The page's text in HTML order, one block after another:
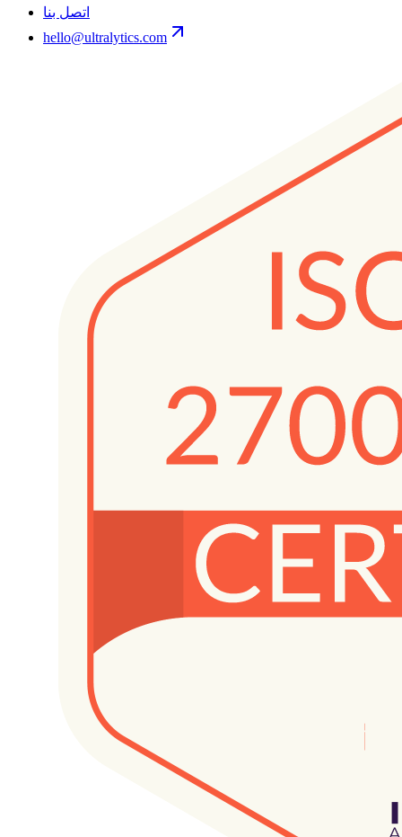
اتصل بنا
hello@ultralytics.com